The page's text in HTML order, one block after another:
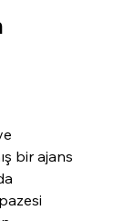
bir ajans